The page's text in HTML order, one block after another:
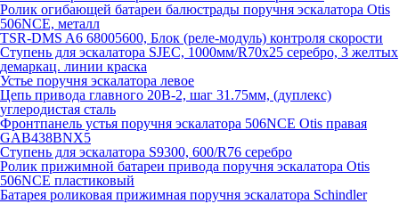
Ролик огибающей батареи балюстрады поручня эскалатора Otis
506NCE, металл
TSR-DMS A6 68005600, Блок (реле-модуль) контроля скорости
Ступень для эскалатора SJEC, 1000мм/R70x25 серебро, 3 желтых
демаркац. линии краска
Устье поручня эскалатора левое
Цепь привода главного 20B-2, шаг 31.75мм, (дуплекс)
углеродистая сталь
Фронтпанель устья поручня эскалатора 506NCE Otis правая
GAB438BNX5
Ступень для эскалатора S9300, 600/R76 серебро
Ролик прижимной батареи привода поручня эскалатора Otis
506NCE пластиковый
Батарея роликовая прижимная поручня эскалатора Schindler